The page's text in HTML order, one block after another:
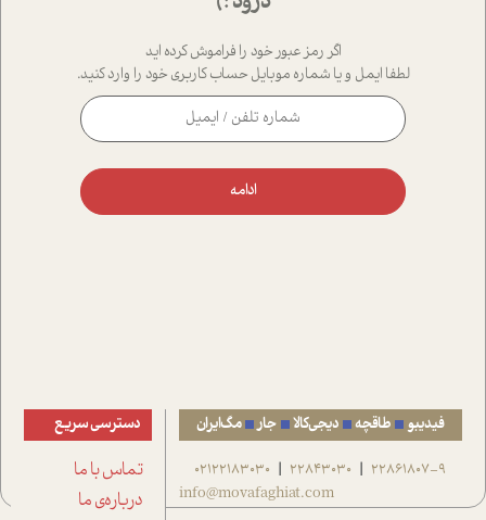
اگر رمز عبور خود را فراموش کرده اید
لطفا ایمل و یا شماره موبایل حساب کاربری خود را وارد کنید.
ادامه
فیدیبو طاقچه دیجی‌کالا جار مگ‌ایران
22861807-9
|
22843030
|
02122183030
info@movafaghiat.com
دسترسی سریع
تماس با ما
درباره‌ی ما